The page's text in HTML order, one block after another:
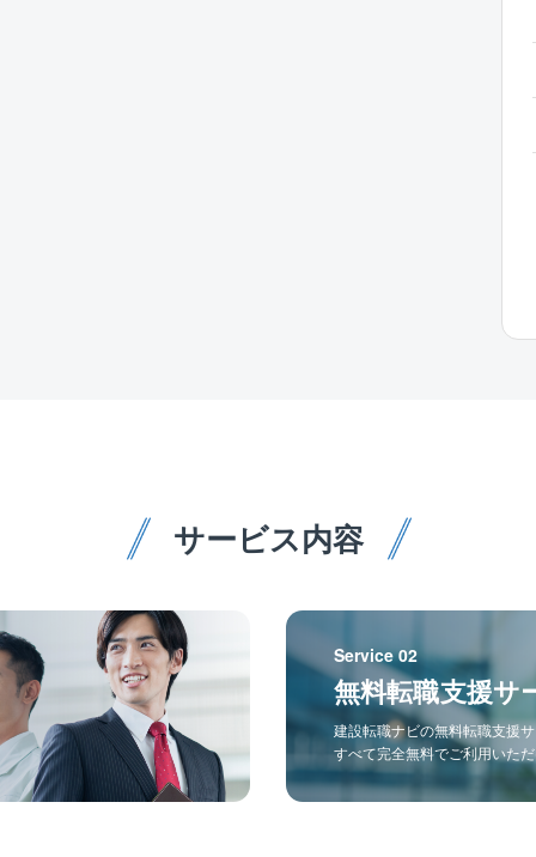
サービス内容
Service 02
無料転職支援サ
建設転職ナビの無料転職支援
すべて完全無料でご利用いた